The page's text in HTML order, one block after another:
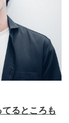
るところも